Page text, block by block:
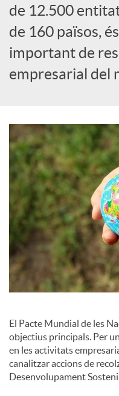
o
n
t
i
n
g
u
t
s
de 12.500
de 160 països,
important de
empresarial del
El Pacte Mundial de les
objectius principals. Per
en les activitats
canalitzar accions de
Desenvolupament